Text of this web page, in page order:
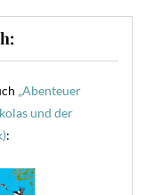
„Abenteuer
und der
: